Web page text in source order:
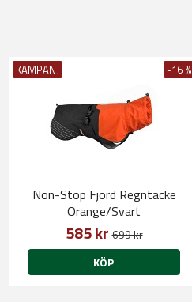
KAMPANJ -16 %
Non-Stop Fjord Regntäcke
Orange/Svart
585 kr699 kr
KÖP